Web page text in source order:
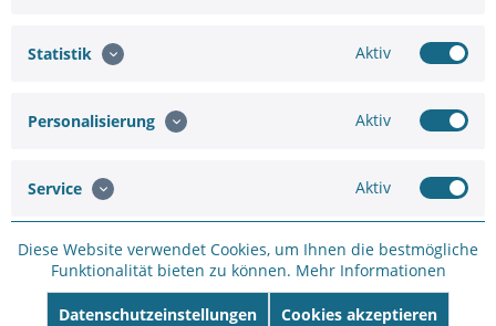
Merken Bewerten
Statistik Aktiv
Personalisierung Aktiv
Service Aktiv
Diese Website verwendet Cookies, um Ihnen die bestmögliche
Funktionalität bieten zu können. Mehr Informationen
Datenschutzeinstellungen Cookies akzeptieren